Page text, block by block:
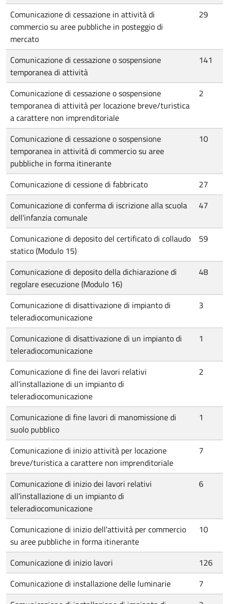
Comunicazione di cessazione in attività di
commercio su aree pubbliche in posteggio di
mercato
29
Comunicazione di cessazione o sospensione
temporanea di attività
141
Comunicazione di cessazione o sospensione
temporanea di attività per locazione breve/turistica
a carattere non imprenditoriale
2
Comunicazione di cessazione o sospensione
temporanea in attività di commercio su aree
pubbliche in forma itinerante
10
Comunicazione di cessione di fabbricato
27
Comunicazione di conferma di iscrizione alla scuola
dell'infanzia comunale
47
Comunicazione di deposito del certificato di collaudo
statico (Modulo 15)
59
Comunicazione di deposito della dichiarazione di
regolare esecuzione (Modulo 16)
48
Comunicazione di disattivazione di impianto di
teleradiocomunicazione
3
Comunicazione di disattivazione di un impianto di
teleradiocomunicazione
1
Comunicazione di fine dei lavori relativi
all’installazione di un impianto di
teleradiocomunicazione
2
Comunicazione di fine lavori di manomissione di
suolo pubblico
1
Comunicazione di inizio attività per locazione
breve/turistica a carattere non imprenditoriale
7
Comunicazione di inizio dei lavori relativi
all’installazione di un impianto di
teleradiocomunicazione
6
Comunicazione di inizio dell'attività per commercio
su aree pubbliche in forma itinerante
10
Comunicazione di inizio lavori
126
Comunicazione di installazione delle luminarie
7